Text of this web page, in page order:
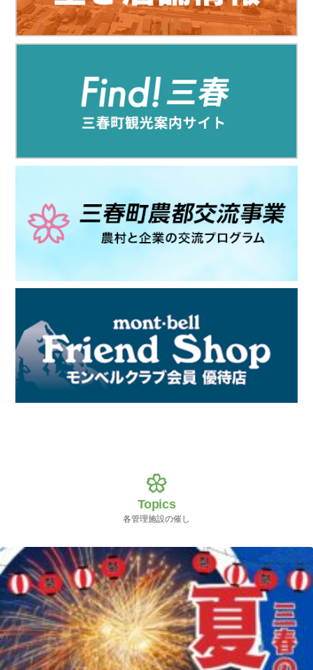
Topics
各管理施設の催し